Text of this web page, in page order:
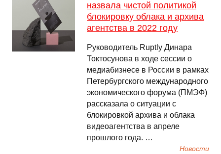
назвала чистой политикой
блокировку облака и архива
агентства в 2022 году
Руководитель Ruptly Динара
Токтосунова в ходе сессии о
медиабизнесе в России в рамках
Петербургского международного
экономического форума (ПМЭФ)
рассказала о ситуации с
блокировкой архива и облака
видеоагентства в апреле
прошлого года. …
Новости